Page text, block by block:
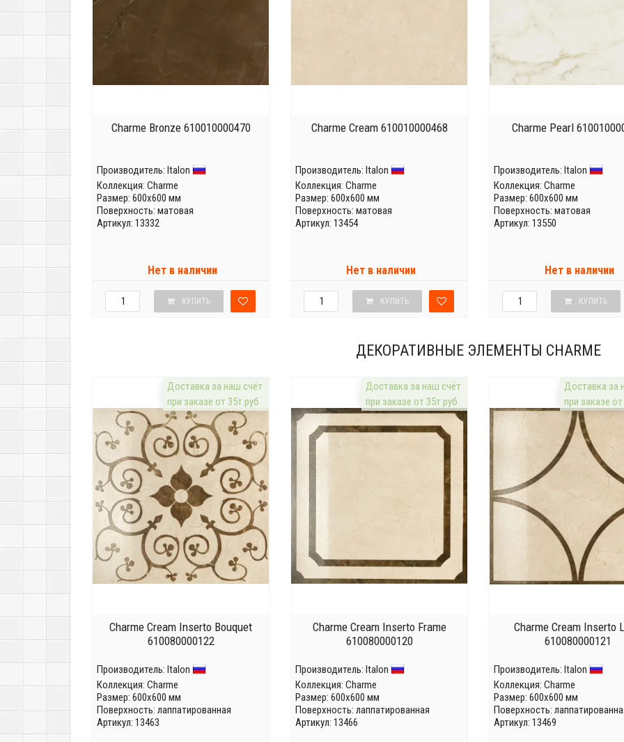
Charme Bronze 610010000470
Производитель: Italon
Коллекция: Charme
Размер: 600x600 мм
Поверхность: матовая
Артикул: 13332
Нет в наличии
КУПИТЬ
Charme Cream 610010000468
Производитель: Italon
Коллекция: Charme
Размер: 600x600 мм
Поверхность: матовая
Артикул: 13454
Нет в наличии
КУПИТЬ
Charme Pearl
Производитель: Italon
Коллекция: Charme
Размер: 600x600 мм
Поверхность: матовая
Артикул: 13550
Нет в наличии
КУПИТЬ
ДЕКОРАТИВНЫЕ ЭЛЕМЕНТЫ CHARME
Доставка за наш счёт
при заказе от 35т.руб
Charme Cream Inserto Bouquet
610080000122
Производитель: Italon
Коллекция: Charme
Размер: 600x600 мм
Поверхность: лаппатированная
Артикул: 13463
Доставка за наш счёт
при заказе от 35т.руб
Charme Cream Inserto Frame
610080000120
Производитель: Italon
Коллекция: Charme
Размер: 600x600 мм
Поверхность: лаппатированная
Артикул: 13466
Доставка за
при заказе
Charme Cream Inserto
610080000121
Производитель: Italon
Коллекция: Charme
Размер: 600x600 мм
Поверхность:
Артикул: 13469